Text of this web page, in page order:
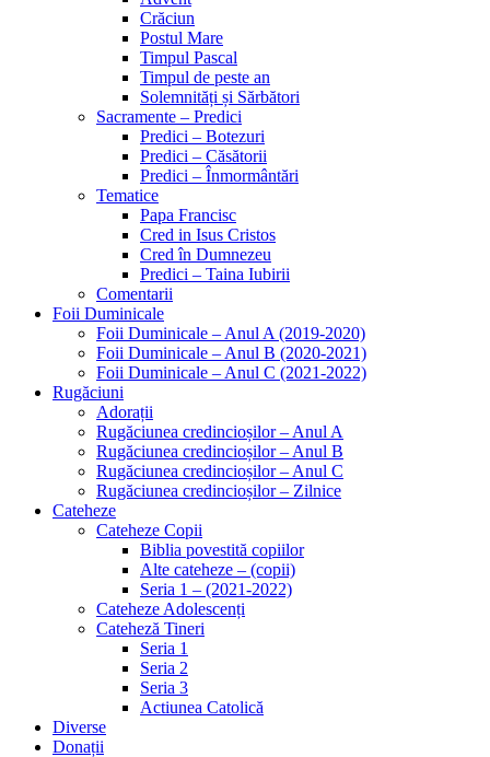
Crăciun
Postul Mare
Timpul Pascal
Timpul de peste an
Solemnități și Sărbători
Sacramente – Predici
Predici – Botezuri
Predici – Căsătorii
Predici – Înmormântări
Tematice
Papa Francisc
Cred in Isus Cristos
Cred în Dumnezeu
Predici – Taina Iubirii
Comentarii
Foii Duminicale
Foii Duminicale – Anul A (2019-2020)
Foii Duminicale – Anul B (2020-2021)
Foii Duminicale – Anul C (2021-2022)
Rugăciuni
Adorații
Rugăciunea credincioșilor – Anul A
Rugăciunea credincioșilor – Anul B
Rugăciunea credincioșilor – Anul C
Rugăciunea credincioșilor – Zilnice
Cateheze
Cateheze Copii
Biblia povestită copiilor
Alte cateheze – (copii)
Seria 1 – (2021-2022)
Cateheze Adolescenți
Cateheză Tineri
Seria 1
Seria 2
Seria 3
Actiunea Catolică
Diverse
Donații